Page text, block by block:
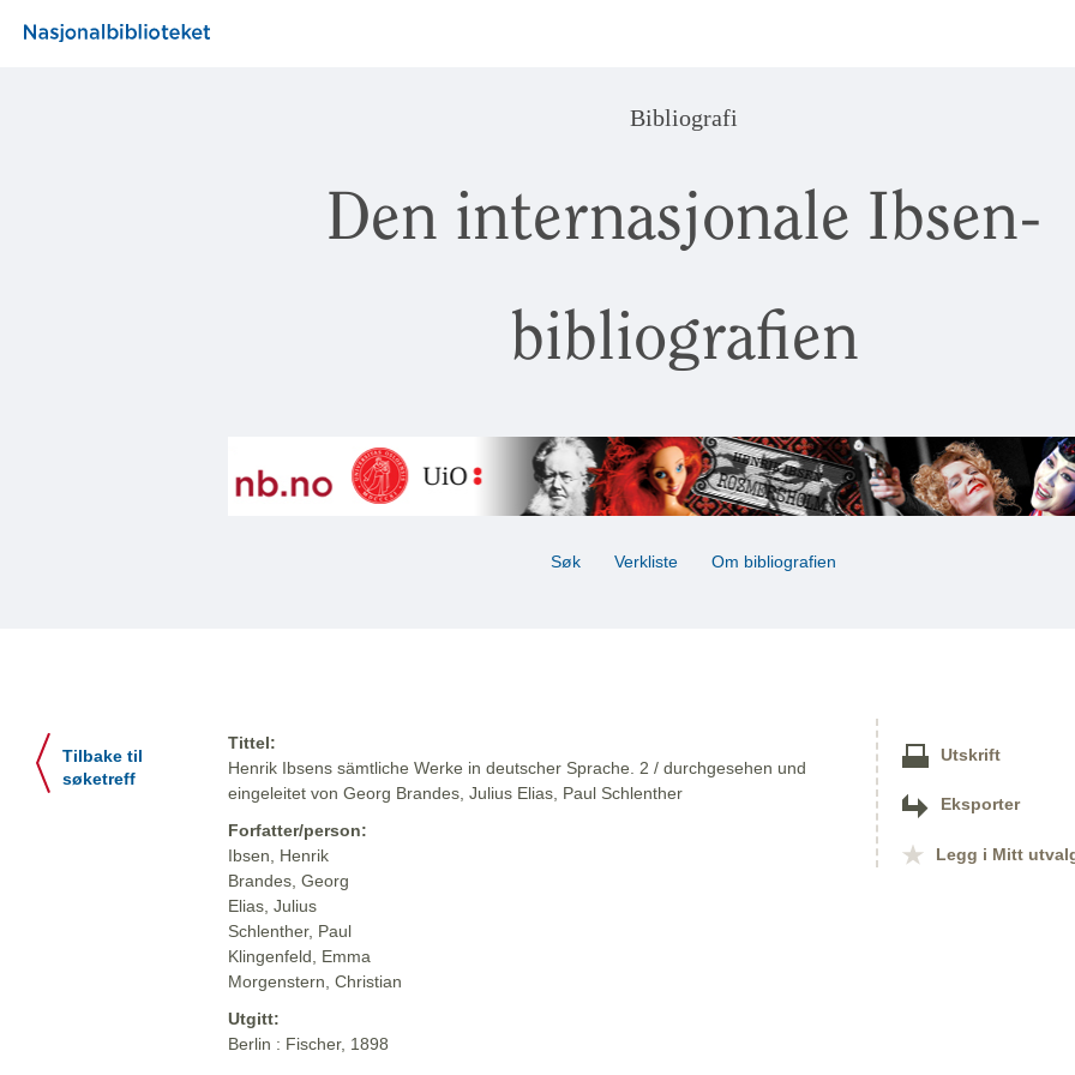
Bibliografi
Den internasjonale Ibsen-
bibliografien
Søk Verkliste Om bibliografien
Tilbake til
søketreff
Tittel:
Henrik Ibsens sämtliche Werke in deutscher Sprache. 2 / durchgesehen und
eingeleitet von Georg Brandes, Julius Elias, Paul Schlenther
Forfatter/person:
Ibsen, Henrik
Brandes, Georg
Elias, Julius
Schlenther, Paul
Klingenfeld, Emma
Morgenstern, Christian
Utgitt:
Berlin : Fischer, 1898
Utskrift
Eksporter
Legg i Mitt